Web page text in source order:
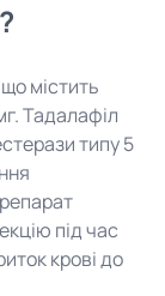
містить
Тадалафіл
типу 5
під час
крові до